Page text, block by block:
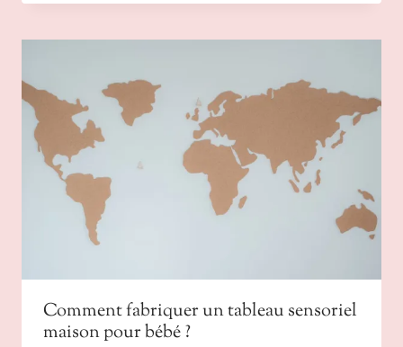
Comment fabriquer un tableau sensoriel
maison pour bébé ?